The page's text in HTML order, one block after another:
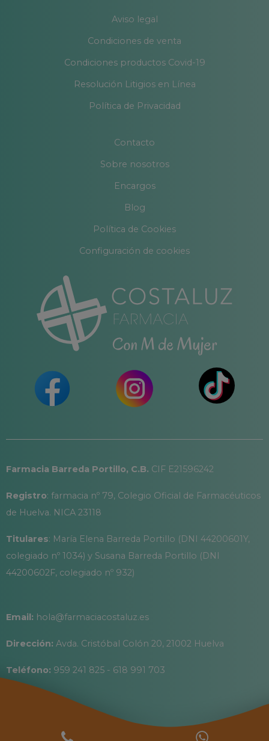
Aviso legal
Condiciones de venta
Condiciones productos Covid-19
Resolución Litigios en Línea
Política de Privacidad
Contacto
Sobre nosotros
Encargos
Blog
Política de Cookies
Configuración de cookies
Farmacia Barreda Portillo, C.B. CIF E21596242
Registro: farmacia nº 79, Colegio Oficial de Farmacéuticos
de Huelva. NICA 23118
Titulares: María Elena Barreda Portillo (DNI 44200601Y,
colegiado nº 1034) y Susana Barreda Portillo (DNI
44200602F, colegiado nº 932)
Email: hola@farmaciacostaluz.es
Dirección: Avda. Cristóbal Colón 20, 21002 Huelva
Teléfono: 959 241 825 - 618 991 703